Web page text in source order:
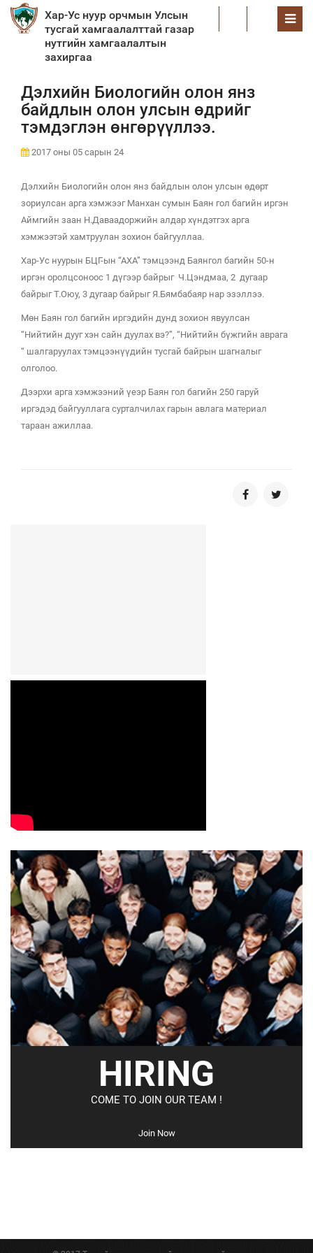
Хар-Ус нуур орчмын Улсын
тусгай хамгаалалттай газар
нутгийн хамгаалалтын
захиргаа
Дэлхийн Биологийн олон янз
байдлын олон улсын өдрийг
тэмдэглэн өнгөрүүллээ.
2017 оны 05 сарын 24
Дэлхийн Биологийн олон янз байдлын олон улсын өдөрт
зориулсан арга хэмжээг Манхан сумын Баян гол багийн иргэн
Аймгийн заан Н.Даваадоржийн алдар хүндэтгэх арга
хэмжээтэй хамтруулан зохион байгууллаа.
Хар-Ус нуурын БЦГ-ын “АХА” тэмцээнд Баянгол багийн 50-н
иргэн оролцсоноос 1 дүгээр байрыг Ч.Цэндмаа, 2 дугаар
байрыг Т.Оюу, 3 дугаар байрыг Я.Бямбабаяр нар эзэллээ.
Мөн Баян гол багийн иргэдийн дунд зохион явуулсан
“Нийтийн дууг хэн сайн дуулах вэ?”, “Нийтийн бүжгийн аврага
“ шалгаруулах тэмцээнүүдийн тусгай байрын шагналыг
олголоо.
Дээрхи арга хэмжээний үеэр Баян гол багийн 250 гаруй
иргэдэд байгууллага сурталчилах гарын авлага материал
тараан ажиллаа.
HIRING
COME TO JOIN OUR TEAM !
Join Now